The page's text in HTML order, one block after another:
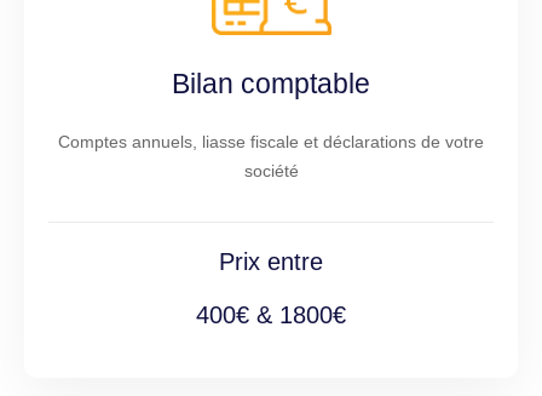
Bilan comptable
Comptes annuels, liasse fiscale et déclarations de votre
société
Prix entre
400€ & 1800€